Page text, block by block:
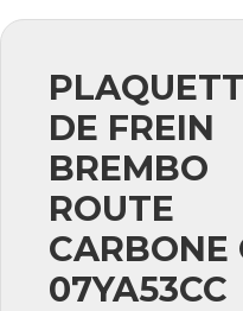
DE FREIN
BREMBO
ROUTE
CARBONE
07YA53CC